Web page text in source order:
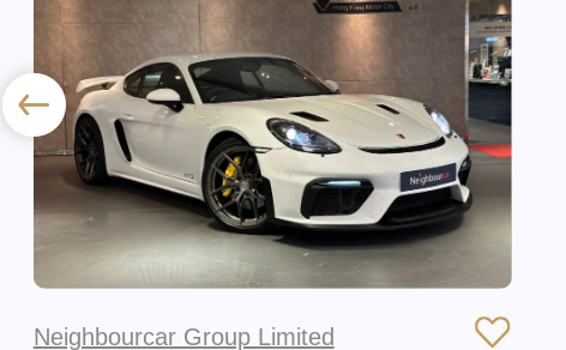
Neighbourcar Group Limited